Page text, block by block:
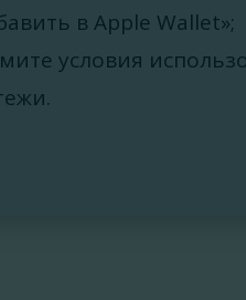
в Apple Wallet»;
условия